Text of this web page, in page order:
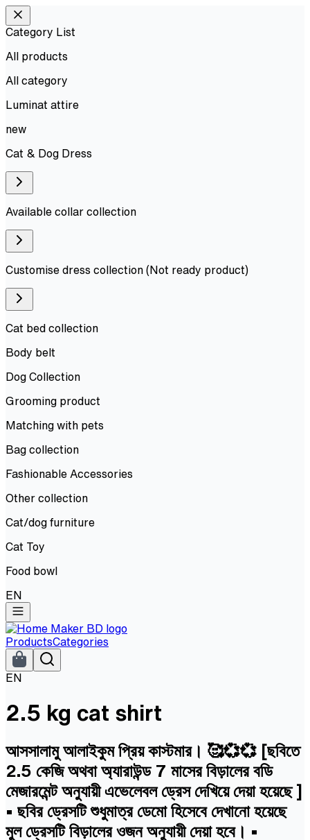
Category List
All products
All category
Luminat attire
new
Cat & Dog Dress
Available collar collection
Customise dress collection (Not ready product)
Cat bed collection
Body belt
Dog Collection
Grooming product
Matching with pets
Bag collection
Fashionable Accessories
Other collection
Cat/dog furniture
Cat Toy
Food bowl
EN
ProductsCategories
EN
2.5 kg cat shirt
আসসালামু আলাইকুম প্রিয় কাস্টমার। 🥰💞💞 [ছবিতে
2.5 কেজি অথবা অ্যারাউন্ড 7 মাসের বিড়ালের বডি
মেজারমেন্ট অনুযায়ী এভেলেবল ড্রেস দেখিয়ে দেয়া হয়েছে ]
• ছবির ড্রেসটি শুধুমাত্র ডেমো হিসেবে দেখানো হয়েছে
মুল ড্রেসটি বিড়ালের ওজন অনুযায়ী দেয়া হবে। •